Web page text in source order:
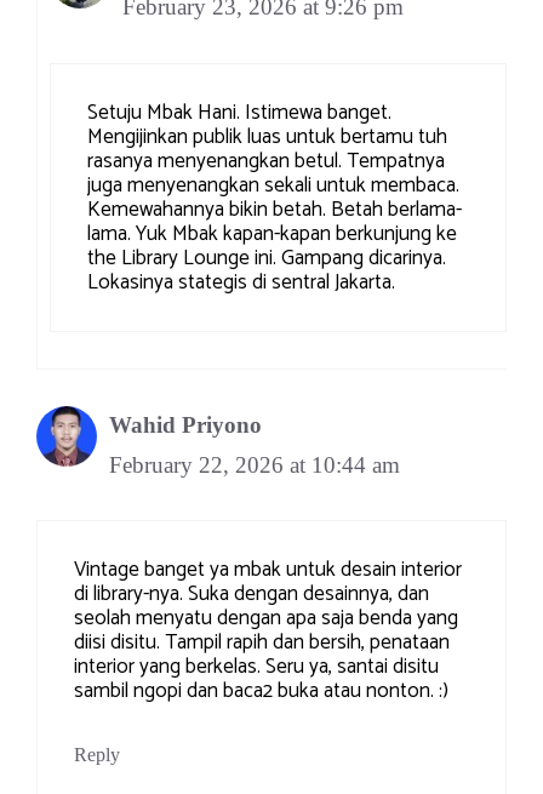
February 23, 2026 at 9:26 pm
Setuju Mbak Hani. Istimewa banget.
Mengijinkan publik luas untuk bertamu tuh
rasanya menyenangkan betul. Tempatnya
juga menyenangkan sekali untuk membaca.
Kemewahannya bikin betah. Betah berlama-
lama. Yuk Mbak kapan-kapan berkunjung ke
the Library Lounge ini. Gampang dicarinya.
Lokasinya stategis di sentral Jakarta.
Wahid Priyono
February 22, 2026 at 10:44 am
Vintage banget ya mbak untuk desain interior
di library-nya. Suka dengan desainnya, dan
seolah menyatu dengan apa saja benda yang
diisi disitu. Tampil rapih dan bersih, penataan
interior yang berkelas. Seru ya, santai disitu
sambil ngopi dan baca2 buka atau nonton. :)
Reply